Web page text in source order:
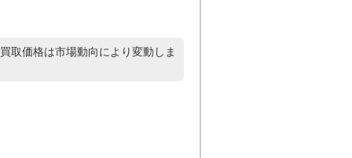
取価格は市場動向により変動しま